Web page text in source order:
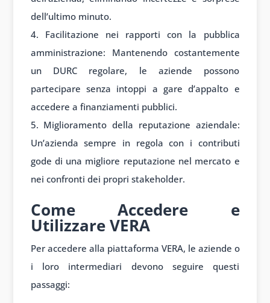
dell’ultimo minuto.
Facilitazione nei rapporti con la pubblica
amministrazione: Mantenendo costantemente
un DURC regolare, le aziende possono
partecipare senza intoppi a gare d’appalto e
accedere a finanziamenti pubblici.
Miglioramento della reputazione aziendale:
Un’azienda sempre in regola con i contributi
gode di una migliore reputazione nel mercato e
nei confronti dei propri stakeholder.
Come Accedere e
Utilizzare VERA
Per accedere alla piattaforma VERA, le aziende o
i loro intermediari devono seguire questi
passaggi: